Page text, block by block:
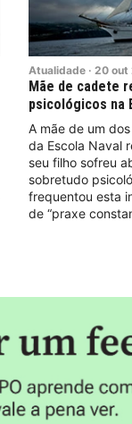
Atualidade · 20 out
Mãe de cadete
psicológicos na
A mãe de um
da Escola Naval
seu filho sofreu
sobretudo
frequentou esta
de “praxe